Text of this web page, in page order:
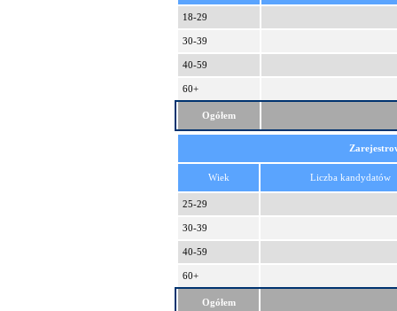
18-29
30-39
40-59
60+
Ogółem
Wiek Liczba kandydatów
25-29
30-39
40-59
60+
Ogółem